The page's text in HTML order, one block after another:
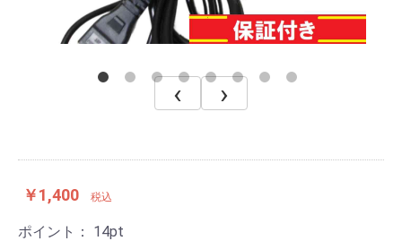
‹ ›
￥1,400 税込
ポイント： 14pt